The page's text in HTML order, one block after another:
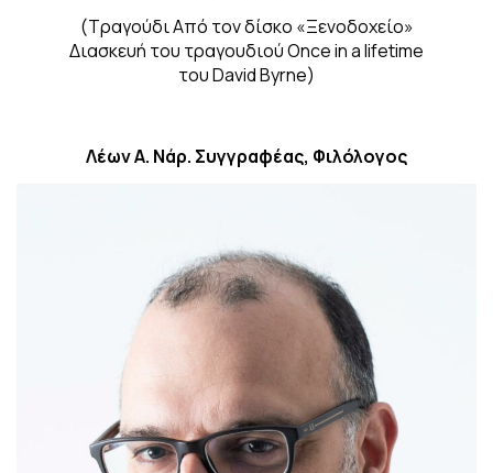
(Τραγούδι Από τον δίσκο «Ξενοδοχείο»
Διασκευή του τραγουδιού Once in a lifetime
του David Byrne)
Λέων Α. Νάρ. Συγγραφέας, Φιλόλογος